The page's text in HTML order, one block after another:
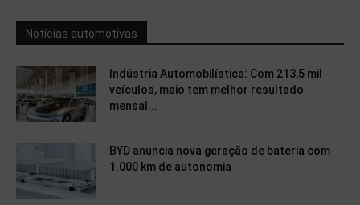
Notícias automotivas
Indústria Automobilística: Com 213,5 mil
veículos, maio tem melhor resultado
mensal...
BYD anuncia nova geração de bateria com
1.000 km de autonomia